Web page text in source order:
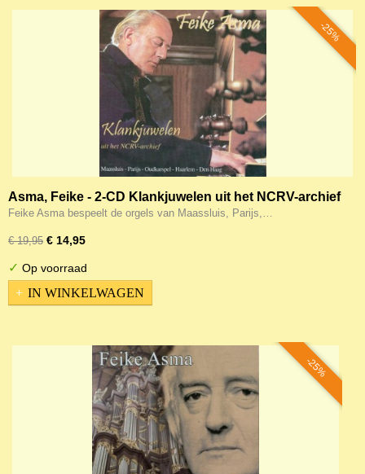
-25%
Asma, Feike - 2-CD Klankjuwelen uit het NCRV-archief
Feike Asma bespeelt de orgels van Maassluis, Parijs,…
€ 19,95 € 14,95
✓ Op voorraad
IN WINKELWAGEN
-25%